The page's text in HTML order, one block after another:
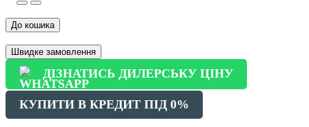
До кошика
Швидке замовлення
ДІЗНАТИСЬ ДИЛЕРСЬКУ ЦІНУ
КУПИТИ В КРЕДИТ ПІД 0%